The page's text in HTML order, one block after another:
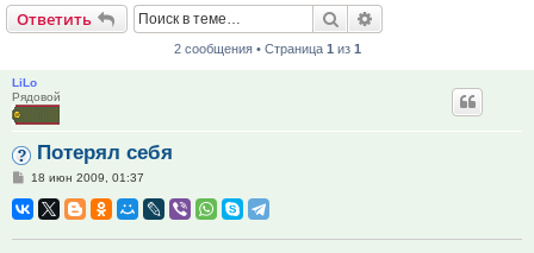
Ответить Поиск
2 сообщения • Страница 1 из 1
LiLo
Рядовой
Потерял себя
Сообщение
18 июн 2009, 01:37